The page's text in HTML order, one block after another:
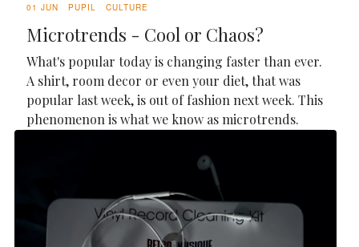
01 JUN PUPIL CULTURE
Microtrends - Cool or Chaos?
What's popular today is changing faster than ever.
A shirt, room decor or even your diet, that was
popular last week, is out of fashion next week. This
phenomenon is what we know as microtrends.